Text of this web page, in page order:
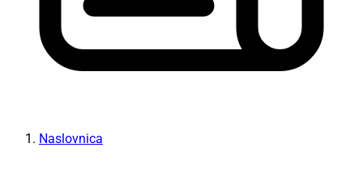
Naslovnica